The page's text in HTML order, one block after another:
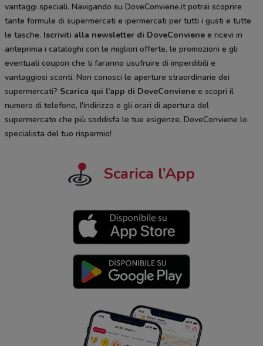
vantaggi speciali. Navigando su DoveConviene.it potrai scoprire
tante formule di supermercati e ipermercati per tutti i gusti e tutte
le tasche. Iscriviti alla newsletter di DoveConviene e ricevi in
anteprima i cataloghi con le migliori offerte, le promozioni e gli
eventuali coupon che ti faranno usufruire di imperdibili e
vantaggiosi sconti. Non conosci le aperture straordinarie dei
supermercati? Scarica qui l’app di DoveConviene e scopri il
numero di telefono, l'indirizzo e gli orari di apertura del
supermercato che più soddisfa le tue esigenze. DoveConviene lo
specialista del tuo risparmio!
Scarica l’App